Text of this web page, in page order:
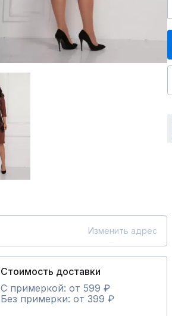
Изменить адрес
Стоимость доставки
С примеркой: от 599 ₽
Без примерки: от 399 ₽